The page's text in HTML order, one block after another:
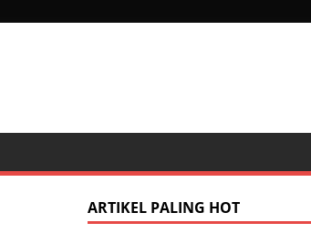
ARTIKEL PALING HOT